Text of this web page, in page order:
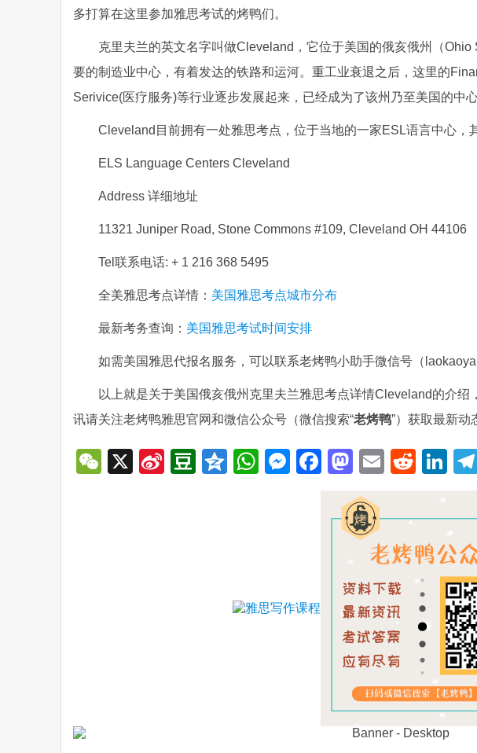
多打算在这里参加雅思考试的烤鸭们。
克里夫兰的英文名字叫做Cleveland，它位于美国的俄亥俄州（
要的制造业中心，有着发达的铁路和运河。重工业衰退之后，这里的
Serivice(医疗服务)等行业逐步发展起来，已经成为了该州乃至美国的中心
Cleveland目前拥有一处雅思考点，位于当地的一家ESL语言中心，
ELS Language Centers Cleveland
Address 详细地址
11321 Juniper Road, Stone Commons #109, Cleveland OH 44106
Tel联系电话: + 1 216 368 5495
全美雅思考点详情： 美国雅思考点城市分布
最新考务查询： 美国雅思考试时间安排
如需美国雅思代报名服务，可以联系老烤鸭小助手微信号（
以上就是关于美国俄亥俄州克里夫兰雅思考点详情Cleveland的介
讯请关注老烤鸭雅思官网和微信公众号（微信搜索“老烤鸭”）获取最新动
WeChat
X
SinaDouban
QzoneWhatsApp
Messenger
Facebook
Mastodon
Email